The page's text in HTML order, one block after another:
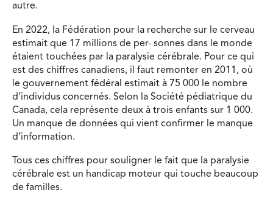
autre.
En 2022, la Fédération pour la recherche sur le cerveau
estimait que 17 millions de per- sonnes dans le monde
étaient touchées par la paralysie cérébrale. Pour ce qui
est des chiffres canadiens, il faut remonter en 2011, où
le gouvernement fédéral estimait à 75 000 le nombre
d’individus concernés. Selon la Société pédiatrique du
Canada, cela représente deux à trois enfants sur 1 000.
Un manque de données qui vient confirmer le manque
d’information.
Tous ces chiffres pour souligner le fait que la paralysie
cérébrale est un handicap moteur qui touche beaucoup
de familles.